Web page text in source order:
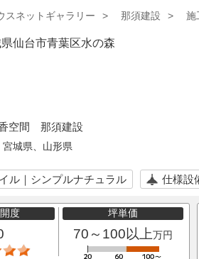
スネットギャラリー 那須建設 施
仙台市青葉区水の森
空間 那須建設
宮城県、山形県
ル｜シンプルナチュラル 仕様設
度 坪単価
70～100以上万円